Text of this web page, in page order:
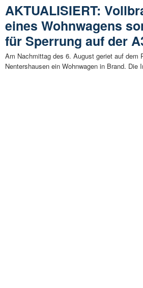
AKTUALISIERT:
eines Wohnwagens
für Sperrung auf der
Am Nachmittag des 6. August geriet auf dem
Nentershausen ein Wohnwagen in Brand. Die